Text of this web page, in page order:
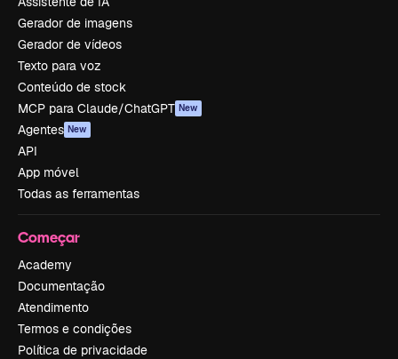
Gerador de imagens
Gerador de vídeos
Texto para voz
Conteúdo de stock
MCP para Claude/ChatGPT New
Agentes New
API
App móvel
Todas as ferramentas
Começar
Academy
Documentação
Atendimento
Termos e condições
Política de privacidade